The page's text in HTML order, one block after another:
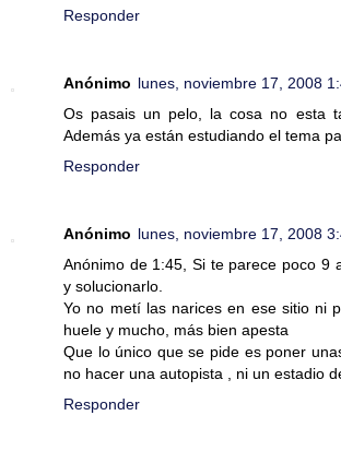
Responder
Anónimo lunes, noviembre 17, 2008
Os pasais un pelo, la cosa no esta
Además ya están estudiando el tema
Responder
Anónimo lunes, noviembre 17, 2008
Anónimo de 1:45, Si te parece poco 9
y solucionarlo.
Yo no metí las narices en ese sitio ni
huele y mucho, más bien apesta
Que lo único que se pide es poner
no hacer una autopista , ni un estadio
Responder